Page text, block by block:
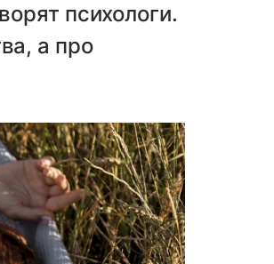
психологи.
а про